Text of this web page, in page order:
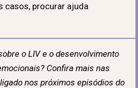
casos, procurar ajuda
o LIV e o desenvolvimento
Confira mais nas
nos próximos episódios do